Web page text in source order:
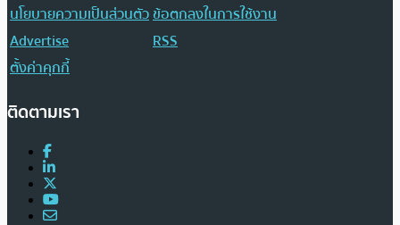
นโยบายความเป็นส่วนตัวข้อตกลงในการใช้งาน
Advertise
RSS
ตั้งค่าคุกกี้
ติดตามเรา